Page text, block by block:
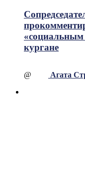
кургане
@ Агата